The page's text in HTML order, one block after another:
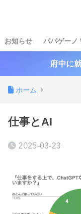
お知らせ パパゲー
府中に
ホーム
仕事とAI
2025-03-23